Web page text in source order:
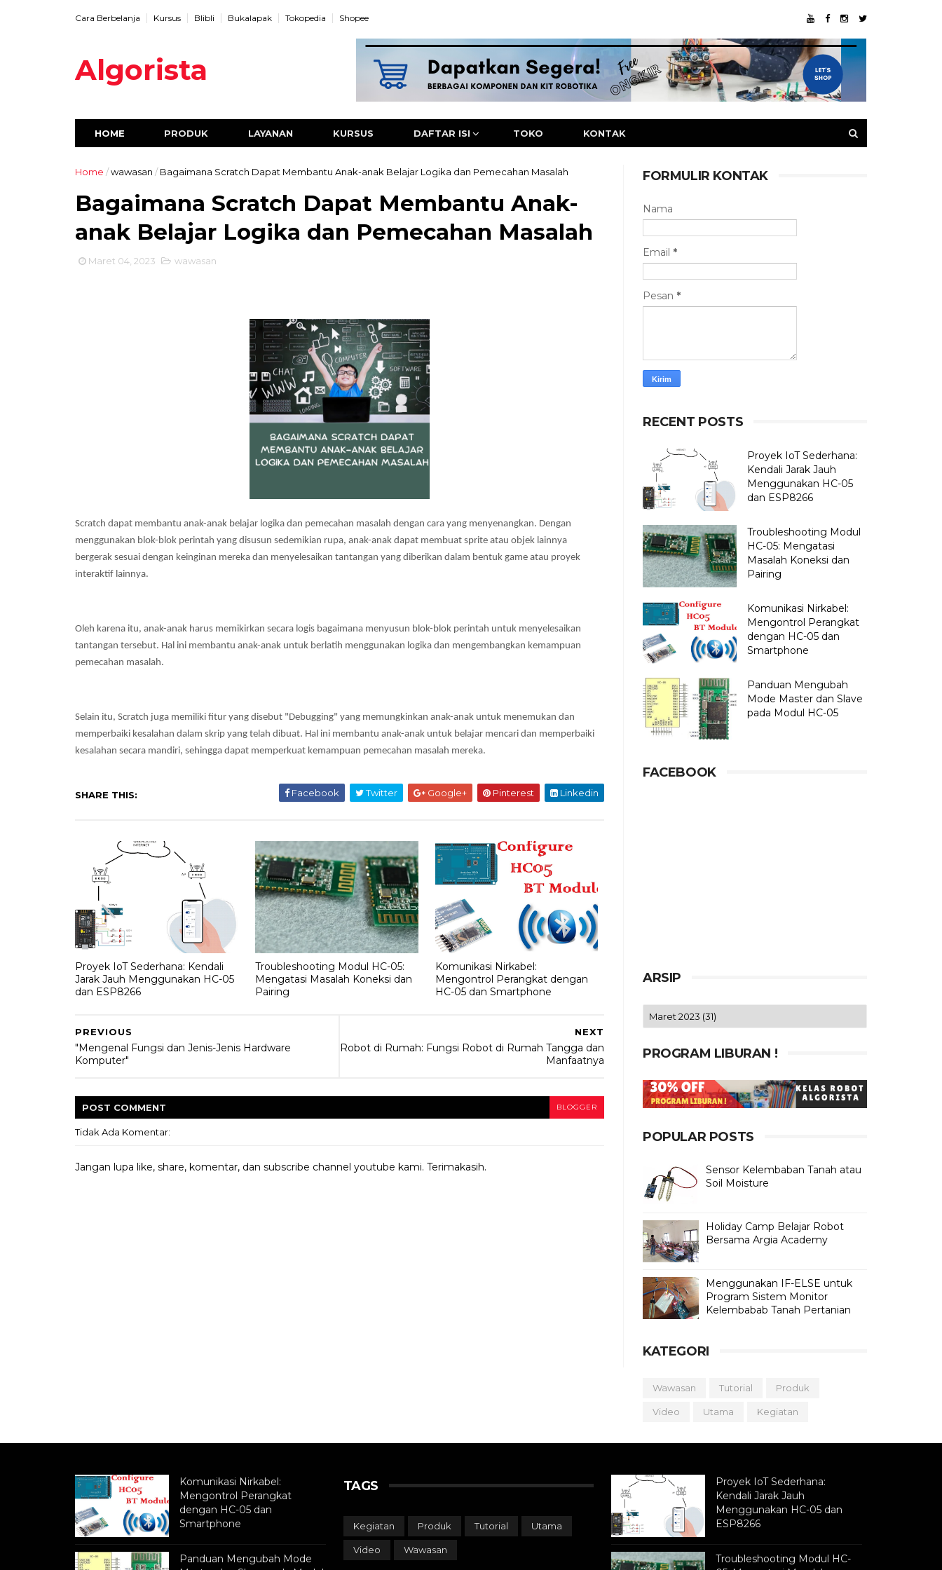
Cara Berbelanja Kursus Blibli Bukalapak Tokopedia Shopee
Algorista
HOME PRODUK LAYANAN KURSUS DAFTAR ISI TOKO KONTAK
Home /wawasan / Bagaimana Scratch Dapat Membantu Anak-anak Belajar Logika dan Pemecahan Masalah
Bagaimana Scratch Dapat Membantu Anak-
anak Belajar Logika dan Pemecahan Masalah
Maret 04, 2023 wawasan
Scratch dapat membantu anak-anak belajar logika dan pemecahan masalah dengan cara yang menyenangkan. Dengan
menggunakan blok-blok perintah yang disusun sedemikian rupa, anak-anak dapat membuat sprite atau objek lainnya
bergerak sesuai dengan keinginan mereka dan menyelesaikan tantangan yang diberikan dalam bentuk game atau proyek
interaktif lainnya.
Oleh karena itu, anak-anak harus memikirkan secara logis bagaimana menyusun blok-blok perintah untuk menyelesaikan
tantangan tersebut. Hal ini membantu anak-anak untuk berlatih menggunakan logika dan mengembangkan kemampuan
pemecahan masalah.
Selain itu, Scratch juga memiliki fitur yang disebut "Debugging" yang memungkinkan anak-anak untuk menemukan dan
memperbaiki kesalahan dalam skrip yang telah dibuat. Hal ini membantu anak-anak untuk belajar mencari dan memperbaiki
kesalahan secara mandiri, sehingga dapat memperkuat kemampuan pemecahan masalah mereka.
SHARE THIS: Facebook Twitter Google+ Pinterest Linkedin
Proyek IoT Sederhana: Kendali
Jarak Jauh Menggunakan HC-05
dan ESP8266
Troubleshooting Modul HC-05:
Mengatasi Masalah Koneksi dan
Pairing
Komunikasi Nirkabel:
Mengontrol Perangkat dengan
HC-05 dan Smartphone
NEXT
Robot di Rumah: Fungsi Robot di Rumah Tangga dan
Manfaatnya
PREVIOUS
"Mengenal Fungsi dan Jenis-Jenis Hardware
Komputer"
POST COMMENT BLOGGER
Tidak Ada Komentar:
Jangan lupa like, share, komentar, dan subscribe channel youtube kami. Terimakasih.
FORMULIR KONTAK
Nama
Email *
Pesan *
RECENT POSTS
Proyek IoT Sederhana:
Kendali Jarak Jauh
Menggunakan HC-05
dan ESP8266
Troubleshooting Modul
HC-05: Mengatasi
Masalah Koneksi dan
Pairing
Komunikasi Nirkabel:
Mengontrol Perangkat
dengan HC-05 dan
Smartphone
Panduan Mengubah
Mode Master dan Slave
pada Modul HC-05
FACEBOOK
ARSIP
PROGRAM LIBURAN !
POPULAR POSTS
Sensor Kelembaban Tanah atau
Soil Moisture
Holiday Camp Belajar Robot
Bersama Argia Academy
Menggunakan IF-ELSE untuk
Program Sistem Monitor
Kelembabab Tanah Pertanian
KATEGORI
Wawasan Tutorial Produk
Video Utama Kegiatan
Komunikasi Nirkabel:
Mengontrol Perangkat
dengan HC-05 dan
Smartphone
Panduan Mengubah Mode
TAGS
Kegiatan Produk Tutorial Utama
Video Wawasan
Proyek IoT Sederhana:
Kendali Jarak Jauh
Menggunakan HC-05 dan
ESP8266
Troubleshooting Modul HC-